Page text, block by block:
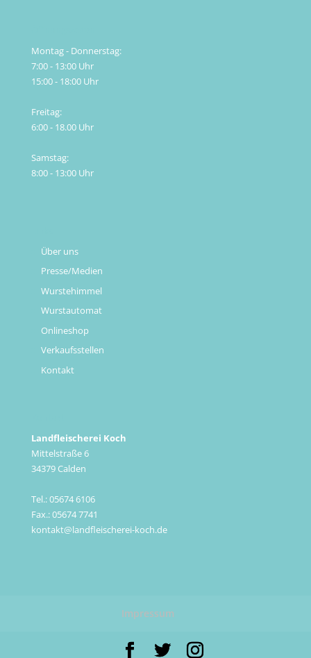
Montag - Donnerstag:
7:00 - 13:00 Uhr
15:00 - 18:00 Uhr
Freitag:
6:00 - 18.00 Uhr
Samstag:
8:00 - 13:00 Uhr
Über uns
Presse/Medien
Wurstehimmel
Wurstautomat
Onlineshop
Verkaufsstellen
Kontakt
Landfleischerei Koch
Mittelstraße 6
34379 Calden
Tel.: 05674 6106
Fax.: 05674 7741
kontakt@landfleischerei-koch.de
Impressum